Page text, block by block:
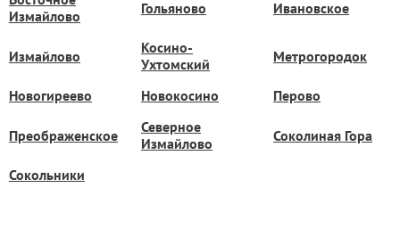
Измайлово
Гольяново Ивановское
Измайлово
Косино-
Ухтомский
Метрогородок
Новогиреево Новокосино Перово
Преображенское
Северное
Измайлово
Соколиная Гора
Сокольники